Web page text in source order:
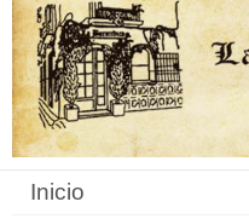
Inicio